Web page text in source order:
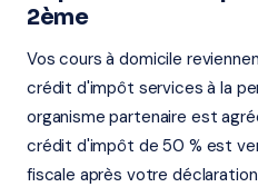
2ème
Vos cours à domicile
crédit d'impôt services à la
organisme partenaire est
crédit d'impôt de 50 % est
fiscale après votre